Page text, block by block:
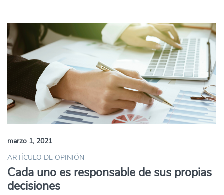
marzo 1, 2021
ARTÍCULO DE OPINIÓN
Cada uno es responsable de sus propias
decisiones